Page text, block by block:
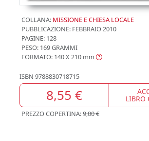
COLLANA: MISSIONE E CHIESA LOCALE
PUBBLICAZIONE: FEBBRAIO 2010
PAGINE: 128
PESO: 169 GRAMMI
FORMATO: 140 X 210 mm
ISBN 9788830718715
8,55 € LIBRO
PREZZO COPERTINA:9,00 €